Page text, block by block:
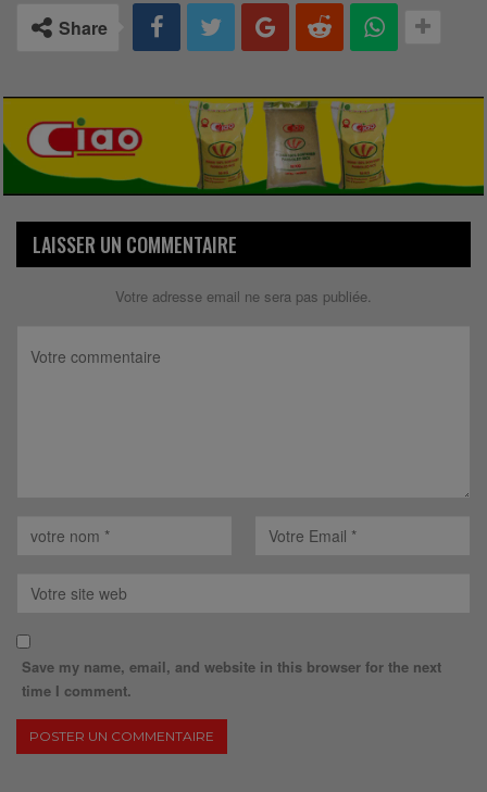
Share
LAISSER UN COMMENTAIRE
Votre adresse email ne sera pas publiée.
Save my name, email, and website in this browser for the next
time I comment.